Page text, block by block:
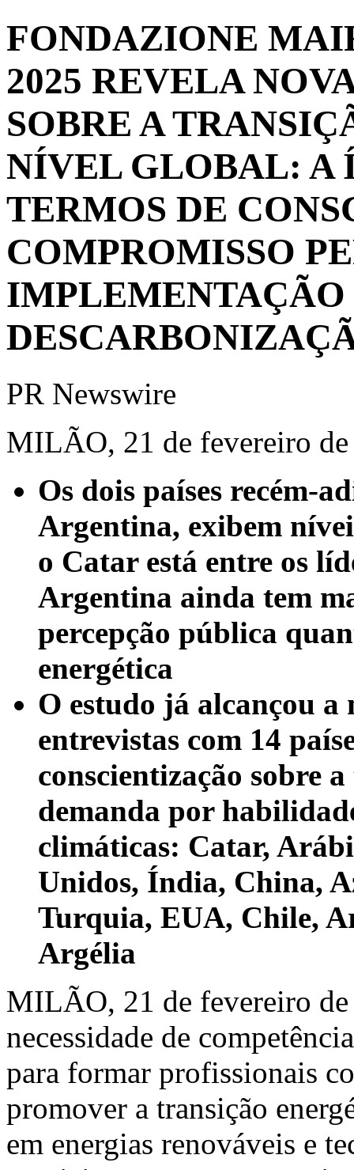
FONDAZIONE
2025 REVELA
SOBRE A
NÍVEL GLOBAL: A
TERMOS DE
COMPROMISSO
IMPLEMENTAÇÃO
PR Newswire
MILÃO, 21 de fevereiro
Os dois países recém-
Argentina, exibem
o Catar está entre os
Argentina ainda tem
percepção pública
energética
O estudo já alcançou a
entrevistas com 14
conscientização sobre
demanda por
climáticas: Catar,
Unidos, Índia, China,
Turquia, EUA, Chile,
Argélia
MILÃO, 21 de fevereiro
necessidade de
para formar profissionais
promover a transição
em energias renováveis e